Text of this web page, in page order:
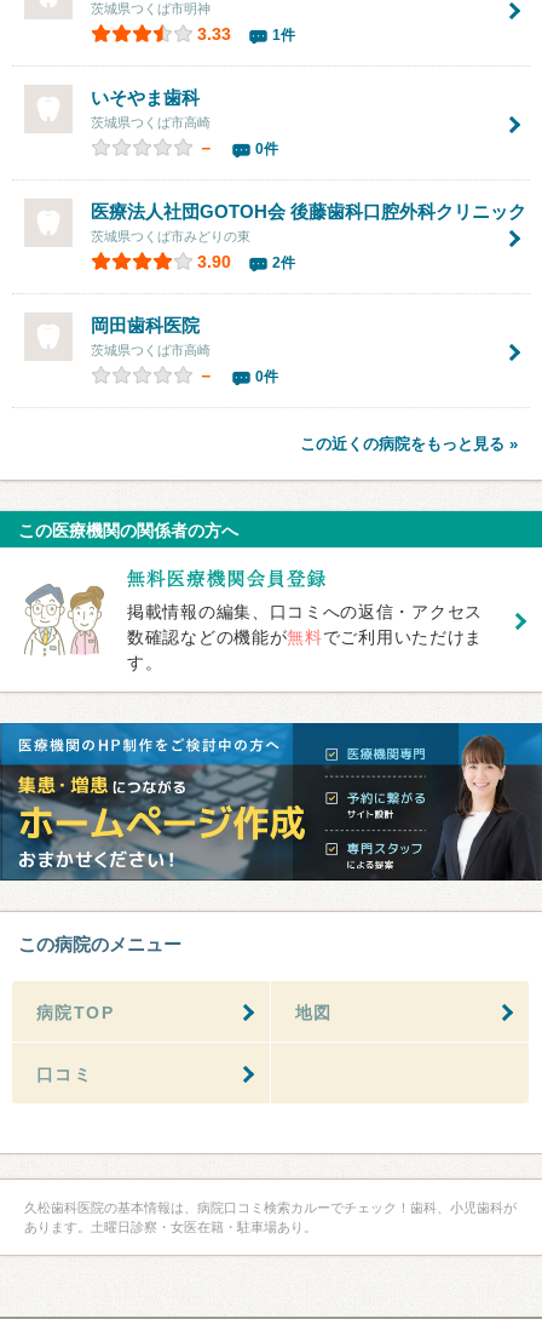
茨城県つくば市明神
3.33 1件
いそやま歯科
茨城県つくば市高崎
－ 0件
医療法人社団GOTOH会 後藤歯科口腔外科クリニック
茨城県つくば市みどりの東
3.90 2件
岡田歯科医院
茨城県つくば市高崎
－ 0件
この近くの病院をもっと見る »
この医療機関の関係者の方へ
掲載情報の編集、口コミへの返信・アクセス
数確認などの機能が無料でご利用いただけま
す。
この病院のメニュー
病院TOP 地図
口コミ
久松歯科医院の基本情報は、病院口コミ検索カルーでチェック！歯科、小児歯科が
あります。土曜日診察・女医在籍・駐車場あり。